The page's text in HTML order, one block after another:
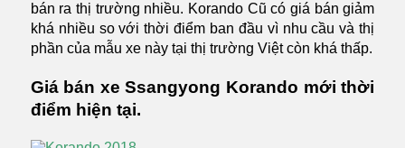
bán ra thị trường nhiều. Korando Cũ có giá bán giảm
khá nhiều so với thời điểm ban đầu vì nhu cầu và thị
phần của mẫu xe này tại thị trường Việt còn khá thấp.
Giá bán xe Ssangyong Korando mới thời
điểm hiện tại.